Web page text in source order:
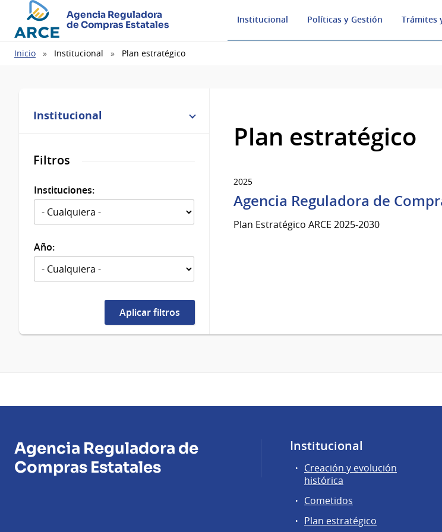
Agencia Reguladora
de Compras Estatales
Institucional Políticas y Gestión Trámites
Ruta
Inicio Institucional Plan estratégico
Institucional
Filtros
Instituciones:
Año:
Plan estratégico
2025
Agencia Reguladora de
Plan Estratégico ARCE 2025-2030
Agencia Reguladora de
Compras Estatales
Institucional
Creación y evolución
histórica
Cometidos
Plan estratégico